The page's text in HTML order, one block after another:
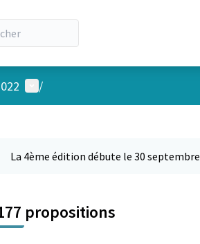
Menu utilisateur
/
La 4ème édition débute le 30
propositions